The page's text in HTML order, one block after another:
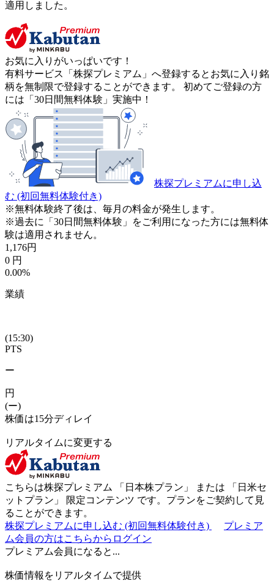
適用しました。
お気に入りがいっぱいです！
有料サービス「株探プレミアム」へ登録するとお気に入り銘
柄を無制限で登録することができます。 初めてご登録の方
には「30日間無料体験」実施中！
株探プレミアムに申し込
む (初回無料体験付き)
※無料体験終了後は、毎月の料金が発生します。
※過去に「30日間無料体験」をご利用になった方には無料体
験は適用されません。
1,176円
0 円
0.00%
業績
(15:30)
PTS
ー
円
(ー)
株価は15分ディレイ
リアルタイムに変更する
こちらは株探プレミアム 「 日本株プラン 」 または 「 日米セ
ットプラン 」 限定コンテンツ です。プランをご契約して見
ることができます。
株探プレミアムに申し込む (初回無料体験付き)
プレミア
ム会員の方はこちらからログイン
プレミアム会員になると...
株価情報をリアルタイムで提供